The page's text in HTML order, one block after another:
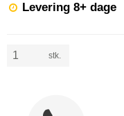
Levering 8+ dage
stk.